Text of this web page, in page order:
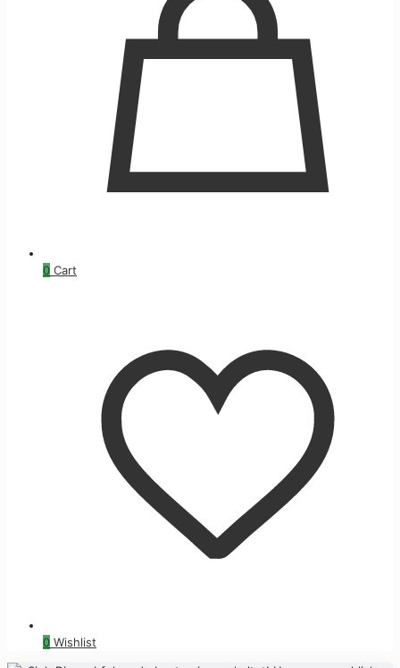
0 Cart
0 Wishlist